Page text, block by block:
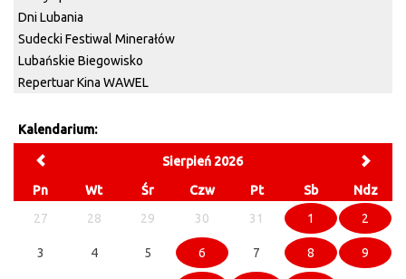
Dni Lubania
Sudecki Festiwal Minerałów
Lubańskie Biegowisko
Repertuar Kina WAWEL
Kalendarium:
Sierpień 2026
Pn
Wt Śr Czw Pt Sb
Ndz
27
28 29 30 31 1 2
3 4 5 6 7 8 9